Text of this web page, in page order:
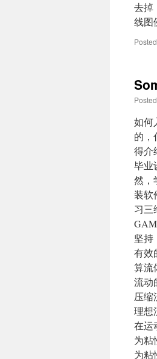
去掉
线图
如何
的，
得介
毕业
然，
装软
习三
坚持
有效
算流
流动
压缩
理想
在运
为粘
为粘